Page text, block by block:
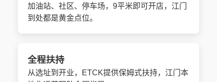
加油站、社区、停车场，9平米即可开店，江门
到处都是黄金点位。
全程扶持
从选址到开业，ETCK提供保姆式扶持，江门本